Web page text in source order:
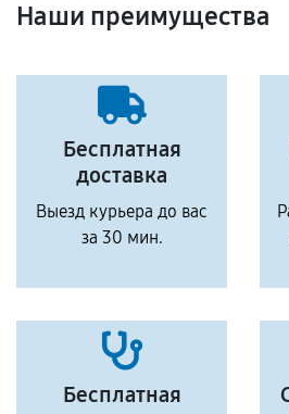
Наши преимущества
Бесплатная
доставка
Выезд курьера до вас
за 30 мин.
Бесплатная